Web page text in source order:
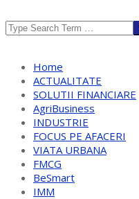
Search
Home
ACTUALITATE
SOLUTII FINANCIARE
AgriBusiness
INDUSTRIE
FOCUS PE AFACERI
VIATA URBANA
FMCG
BeSmart
IMM